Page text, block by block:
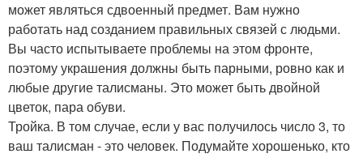
может являться сдвоенный предмет. Вам нужно
работать над созданием правильных связей с людьми.
Вы часто испытываете проблемы на этом фронте,
поэтому украшения должны быть парными, ровно как и
любые другие талисманы. Это может быть двойной
цветок, пара обуви.
Тройка. В том случае, если у вас получилось число 3, то
ваш талисман - это человек. Подумайте хорошенько, кто